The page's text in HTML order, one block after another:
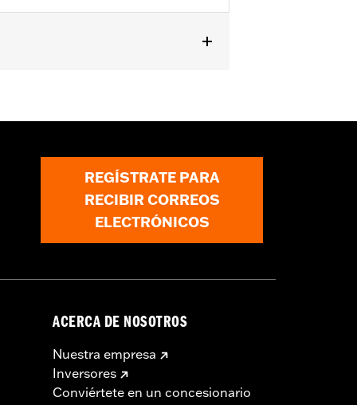
REGÍSTRATE PARA
RECIBIR CORREOS
ELECTRÓNICOS
ACERCA DE NOSOTROS
Nuestra empresa
Inversores
Conviértete en un concesionario